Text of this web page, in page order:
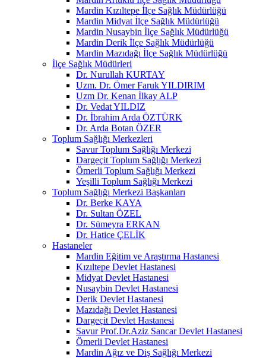
Mardin Kızıltepe İlçe Sağlık Müdürlüğü
Mardin Midyat İlçe Sağlık Müdürlüğü
Mardin Nusaybin İlçe Sağlık Müdürlüğü
Mardin Derik İlçe Sağlık Müdürlüğü
Mardin Mazıdağı İlçe Sağlık Müdürlüğü
İlçe Sağlık Müdürleri
Dr. Nurullah KURTAY
Uzm. Dr. Ömer Faruk YILDIRIM
Uzm Dr. Kenan İlkay ALP
Dr. Vedat YILDIZ
Dr. İbrahim Arda ÖZTÜRK
Dr. Arda Botan ÖZER
Toplum Sağlığı Merkezleri
Savur Toplum Sağlığı Merkezi
Dargeçit Toplum Sağlığı Merkezi
Ömerli Toplum Sağlığı Merkezi
Yeşilli Toplum Sağlığı Merkezi
Toplum Sağlığı Merkezi Başkanları
Dr. Berke KAYA
Dr. Sultan ÖZEL
Dr. Sümeyra ERKAN
Dr. Hatice ÇELİK
Hastaneler
Mardin Eğitim ve Araştırma Hastanesi
Kızıltepe Devlet Hastanesi
Midyat Devlet Hastanesi
Nusaybin Devlet Hastanesi
Derik Devlet Hastanesi
Mazıdağı Devlet Hastanesi
Dargeçit Devlet Hastanesi
Savur Prof.Dr.Aziz Sancar Devlet Hastanesi
Ömerli Devlet Hastanesi
Mardin Ağız ve Diş Sağlığı Merkezi